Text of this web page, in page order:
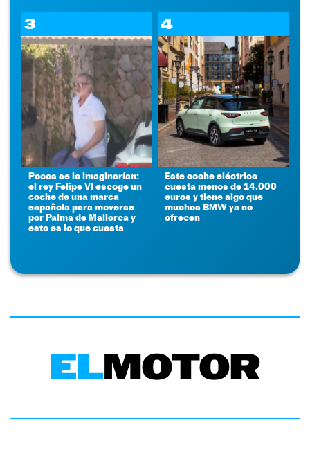
3
Pocos se lo imaginarían:
el rey Felipe VI escoge un
coche de una marca
española para moverse
por Palma de Mallorca y
esto es lo que cuesta
4
Este coche eléctrico
cuesta menos de 14.000
euros y tiene algo que
muchos BMW ya no
ofrecen